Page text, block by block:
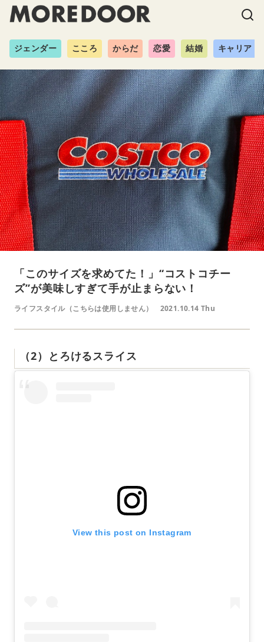
ジェンダー こころ からだ 恋愛 結婚 キャリア
「このサイズを求めてた！」“コストコチー
ズ”が美味しすぎて手が止まらない！
ライフスタイル（こちらは使用しません） 2021.10.14 Thu
（2）とろけるスライス
View this post on Instagram